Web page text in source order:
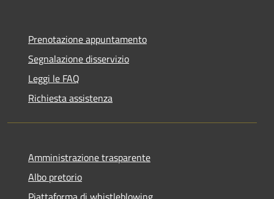
Prenotazione appuntamento
Segnalazione disservizio
Leggi le FAQ
Richiesta assistenza
Amministrazione trasparente
Albo pretorio